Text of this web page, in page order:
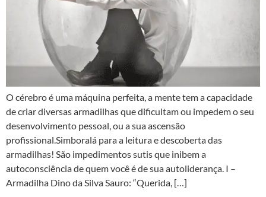
O cérebro é uma máquina perfeita, a mente tem a capacidade
de criar diversas armadilhas que dificultam ou impedem o seu
desenvolvimento pessoal, ou a sua ascensão
profissional.Simboralá para a leitura e descoberta das
armadilhas! São impedimentos sutis que inibem a
autoconsciência de quem você é de sua autoliderança. I –
Armadilha Dino da Silva Sauro: “Querida, […]